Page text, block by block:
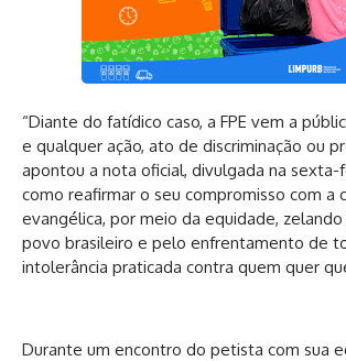
“Diante do fatídico caso, a FPE vem a
e qualquer ação, ato de discriminação ou
apontou a nota oficial, divulgada na sexta-
como reafirmar o seu compromisso com a
evangélica, por meio da equidade,
povo brasileiro e pelo enfrentamento de
intolerância praticada contra quem quer
Durante um encontro do petista com sua